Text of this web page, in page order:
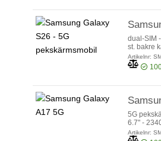
dual-SIM
st. bakre
Artikelnr:
5G
6.7" -
svart
Artikelnr: